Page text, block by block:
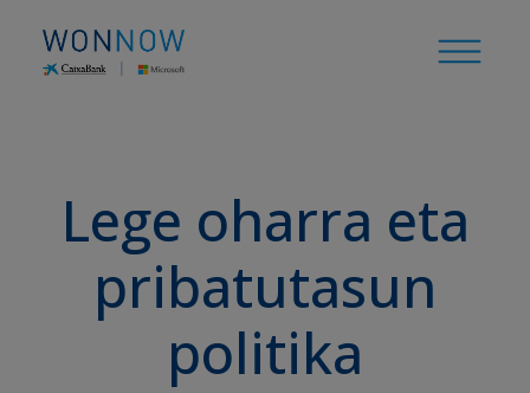
Lege oharra eta
pribatutasun
politika